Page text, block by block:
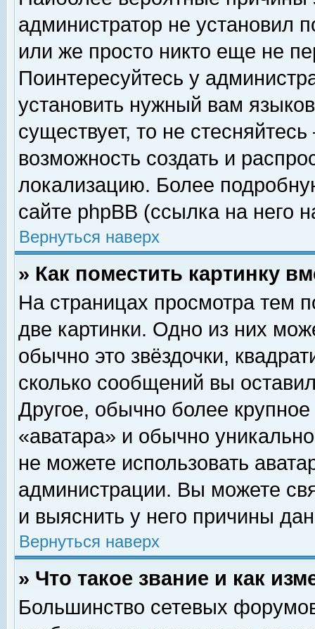
администратор не установил
или же просто никто еще не
Поинтересуйтесь у
установить нужный вам
существует, то не
возможность создать и
локализацию. Более
сайте phpBB (ссылка на него
Вернуться наверх
» Как поместить картинку
На страницах просмотра тем
две картинки. Одно из них
обычно это звёздочки,
сколько сообщений вы
Другое, обычно более
«аватара» и обычно
не можете использовать
администрации. Вы можете
и выяснить у него причины
Вернуться наверх
» Что такое звание и как
Большинство сетевых